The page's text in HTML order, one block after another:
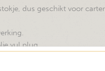
dus geschikt voor
vul plug.